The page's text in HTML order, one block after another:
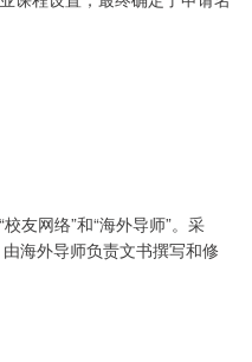
友网络”和“海外导师”。采
海外导师负责文书撰写和修